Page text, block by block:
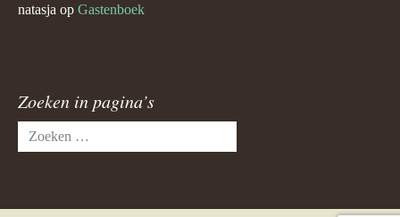
natasja op Gastenboek
Zoeken in pagina’s
Zoeken
naar: